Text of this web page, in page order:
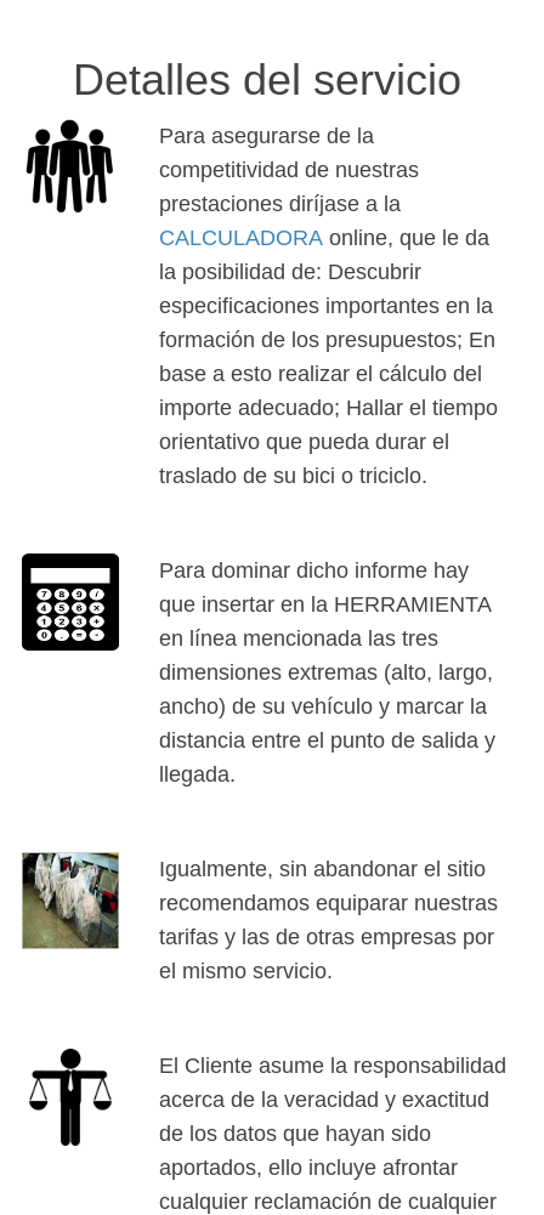
Detalles del servicio
Para asegurarse de la
competitividad de nuestras
prestaciones diríjase a la
CALCULADORA online, que le da
la posibilidad de: Descubrir
especificaciones importantes en la
formación de los presupuestos; En
base a esto realizar el cálculo del
importe adecuado; Hallar el tiempo
orientativo que pueda durar el
traslado de su bici o triciclo.
Para dominar dicho informe hay
que insertar en la HERRAMIENTA
en línea mencionada las tres
dimensiones extremas (alto, largo,
ancho) de su vehículo y marcar la
distancia entre el punto de salida y
llegada.
Igualmente, sin abandonar el sitio
recomendamos equiparar nuestras
tarifas y las de otras empresas por
el mismo servicio.
El Cliente asume la responsabilidad
acerca de la veracidad y exactitud
de los datos que hayan sido
aportados, ello incluye afrontar
cualquier reclamación de cualquier